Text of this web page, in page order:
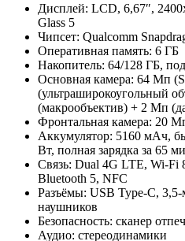
Дисплей: LCD, 6,67″,
Glass 5
Чипсет: Qualcomm
Оперативная память: 6 ГБ
Накопитель: 64/128 ГБ,
Основная камера: 64 Мп
(ультраширокоугольный
(макрообъектив) + 2 Мп
Фронтальная камера: 20
Аккумулятор: 5160 мАч,
Вт, полная зарядка за 65
Связь: Dual 4G LTE, Wi-Fi
Bluetooth 5, NFC
Разъёмы: USB Type-C,
наушников
Безопасность: сканер
Аудио: стереодинамики